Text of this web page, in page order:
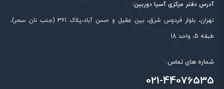
آدرس دفتر مرکزی آسیا دوربین:
تهران، بلوار فردوس شرق، بین عقیل و حسن آباد،پلاک 361 (جنب نان سحر)،
طبقه 5، واحد 18
شماره های تماس :
021-44076535